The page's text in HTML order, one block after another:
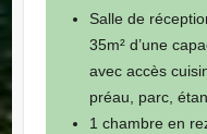
Salle de
35m² d’une
avec accès
préau, parc,
1 chambre en